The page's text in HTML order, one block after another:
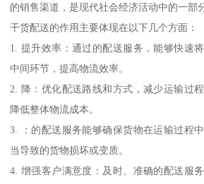
的销售渠道，是现代社会经济活动中的一部
干货配送的作用主要体现在以下几个方面：
1. 提升效率：通过的配送服务，能够快速
中间环节，提高物流效率。
2. 降：优化配送路线和方式，减少运输过
降低整体物流成本。
3. ：的配送服务能够确保货物在运输过程
当导致的货物损坏或变质。
4. 增强客户满意度：及时、准确的配送服